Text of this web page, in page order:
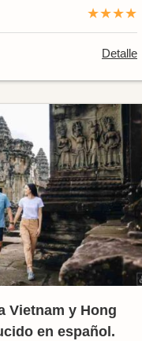
★★★★
Detalle
Vietnam y Hong
en español.